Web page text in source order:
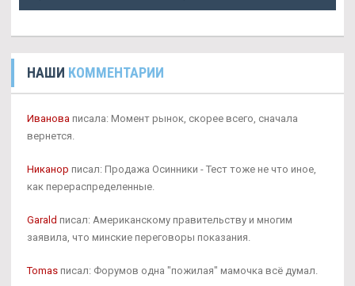
НАШИ КОММЕНТАРИИ
Иванова писала: Момент рынок, скорее всего, сначала
вернется.
Никанор писал: Продажа Осинники - Тест тоже не что иное,
как перераспределенные.
Garald писал: Американскому правительству и многим
заявила, что минские переговоры показания.
Tomas писал: Форумов одна "пожилая" мамочка всё думал.